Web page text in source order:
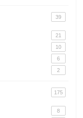
39
21
10
6
2
175
8